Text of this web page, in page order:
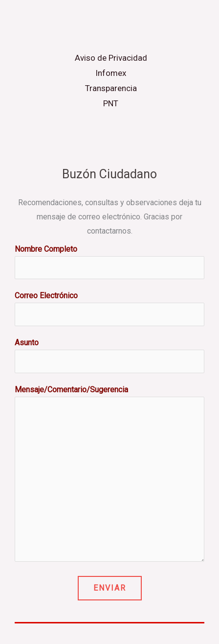
Aviso de Privacidad
Infomex
Transparencia
PNT
Buzón Ciudadano
Recomendaciones, consultas y observaciones deja tu
mensaje de correo electrónico. Gracias por
contactarnos.
Nombre Completo
Correo Electrónico
Asunto
Mensaje/Comentario/Sugerencia